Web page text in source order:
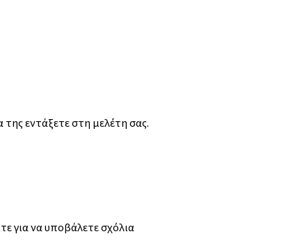
εντάξετε στη μελέτη σας.
για να υποβάλετε σχόλια